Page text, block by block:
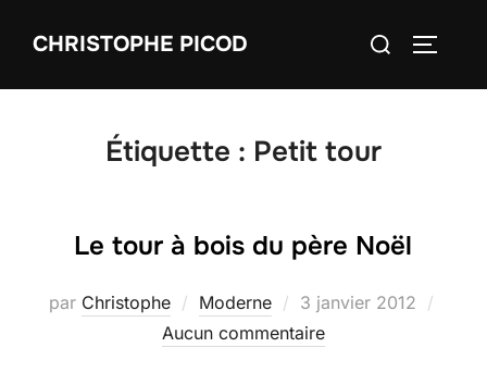
CHRISTOPHE PICOD Rechercher :
Étiquette : Petit tour
Le tour à bois du père Noël
par Christophe Moderne
Publié
le
3 janvier 2012
Aucun commentaire